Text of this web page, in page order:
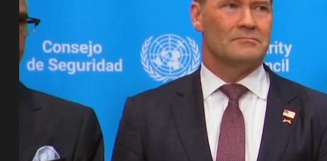
ودول الخليج للإعلان عن مشروع قرار ملزم
لفرض القانون الدولي ومنع تحصيل رسوم
الوقود.